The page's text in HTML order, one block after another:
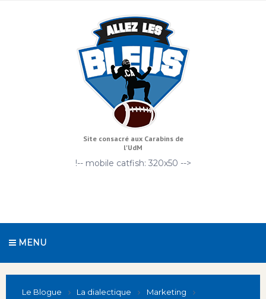
Site consacré aux Carabins de
l'UdM
!-- mobile catfish: 320x50 -->
MENU
Le Blogue La dialectique Marketing